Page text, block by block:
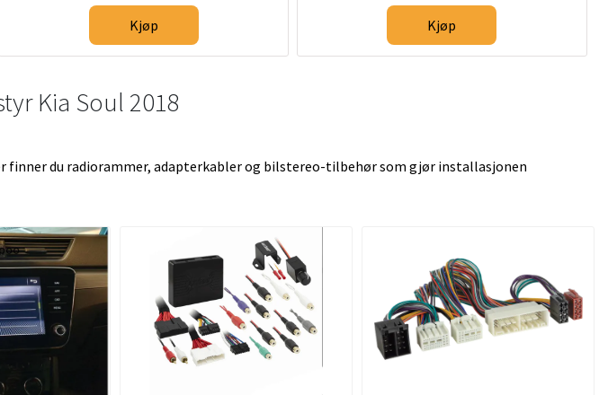
Kjøp Kjøp
Kia Soul 2018
finner du radiorammer, adapterkabler og bilstereo-tilbehør som gjør installasjonen